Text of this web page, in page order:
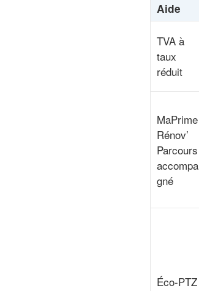
Aide
TVA à
taux
réduit
MaPrime
Rénov’
Parcours
accompa
gné
Éco-PTZ